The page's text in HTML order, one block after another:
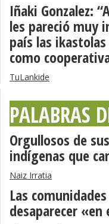
Iñaki Gonzalez:
les pareció muy
país las
como
TuLankide
PALABRAS
Orgullosos de
indígenas que
Naiz Irratia
Las
desaparecer